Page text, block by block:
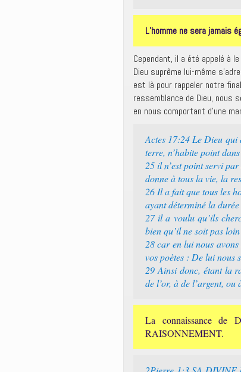
L’homme ne sera jamais
Cependant, il a été appelé à
Dieu suprême lui-même
est là pour rappeler notre
ressemblance de Dieu, nous
en nous comportant d’une
Actes 17:24 Le Dieu qui
terre, n’habite point
25 il n’est point servi
donne à tous la vie, la
26 Il a fait que tous les
ayant déterminé la
27 il a voulu qu’ils
bien qu’il ne soit pas
28 car en lui nous avons
vos poètes : De lui nous
29 Ainsi donc, étant la
de l’or, à de l’argent,
La connaissance de
RAISONNEMENT.